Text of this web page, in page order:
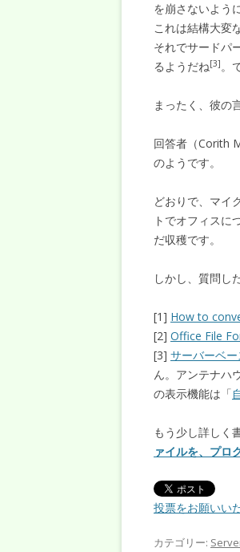
を崩さないように
これは結構大変
それでサードパ
るようだね[3]。
まったく、彼の
回答者（Corith
のようです。
どおりで、マイ
トでオフィスに
だ収穫です。
しかし、質問し
[1] How to
[2] Office File
[3] サーバーベ
ん。アンテナハ
の表示機能は「
もう少し詳し
ァイルを、プロ
投票をお願いい
カテゴリー: